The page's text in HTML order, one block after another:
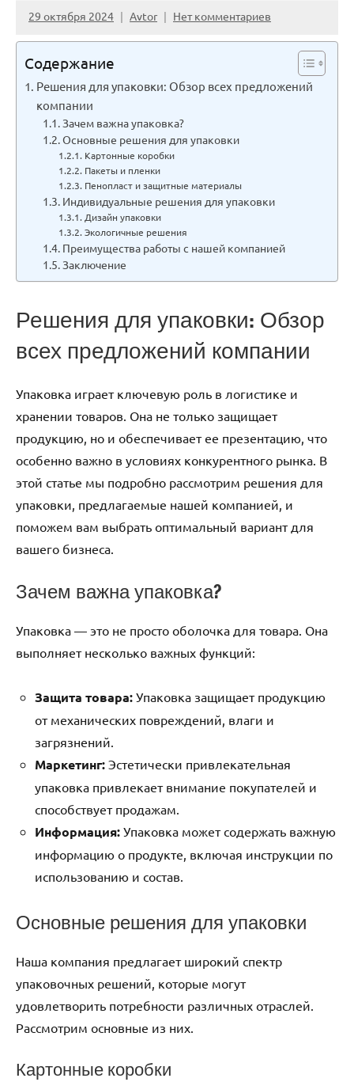
29 октября 2024 Avtor Нет комментариев
Содержание
Решения для упаковки: Обзор всех предложений
компании
Зачем важна упаковка?
Основные решения для упаковки
Картонные коробки
Пакеты и пленки
Пенопласт и защитные материалы
Индивидуальные решения для упаковки
Дизайн упаковки
Экологичные решения
Преимущества работы с нашей компанией
Заключение
Решения для упаковки: Обзор
всех предложений компании
Упаковка играет ключевую роль в логистике и
хранении товаров. Она не только защищает
продукцию, но и обеспечивает ее презентацию, что
особенно важно в условиях конкурентного рынка. В
этой статье мы подробно рассмотрим решения для
упаковки, предлагаемые нашей компанией, и
поможем вам выбрать оптимальный вариант для
вашего бизнеса.
Зачем важна упаковка?
Упаковка — это не просто оболочка для товара. Она
выполняет несколько важных функций:
Защита товара: Упаковка защищает продукцию
от механических повреждений, влаги и
загрязнений.
Маркетинг: Эстетически привлекательная
упаковка привлекает внимание покупателей и
способствует продажам.
Информация: Упаковка может содержать важную
информацию о продукте, включая инструкции по
использованию и состав.
Основные решения для упаковки
Наша компания предлагает широкий спектр
упаковочных решений, которые могут
удовлетворить потребности различных отраслей.
Рассмотрим основные из них.
Картонные коробки